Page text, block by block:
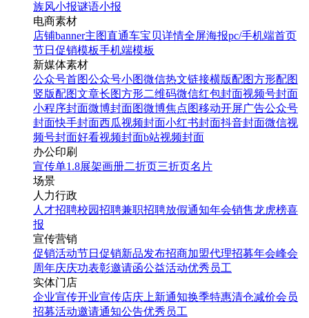
族风小报谜语小报
电商素材
店铺banner主图直通车宝贝详情全屏海报pc/手机端首页
节日促销模板手机端模板
新媒体素材
公众号首图公众号小图微信热文链接横版配图方形配图
竖版配图文章长图方形二维码微信红包封面视频号封面
小程序封面微博封面图微博焦点图移动开屏广告公众号
封面快手封面西瓜视频封面小红书封面抖音封面微信视
频号封面好看视频封面b站视频封面
办公印刷
宣传单1.8展架画册二折页三折页名片
场景
人力行政
人才招聘校园招聘兼职招聘放假通知年会销售龙虎榜喜
报
宣传营销
促销活动节日促销新品发布招商加盟代理招募年会峰会
周年庆庆功表彰邀请函公益活动优秀员工
实体门店
企业宣传开业宣传店庆 上新通知换季特惠清仓减价会员
招募活动邀请通知公告优秀员工